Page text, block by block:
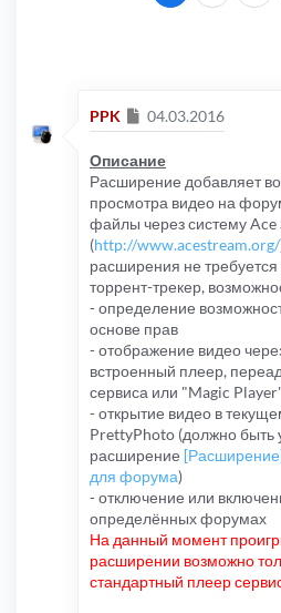
PPK Сообщение
04.03.2016
Описание
Расширение добавляет
просмотра видео на
файлы через систему Ace
(http://www.acestream.org/
расширения не требуется
торрент-трекер,
- определение
основе прав
- отображение видео
встроенный плеер,
сервиса или "Magic
- открытие видео в
PrettyPhoto (должно быть
расширение
для форума)
- отключение или
определённых форумах
На данный момент
расширении возможно
стандартный плеер